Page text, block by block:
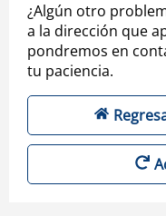
¿Algún otro
a la dirección que
pondremos en
tu paciencia.